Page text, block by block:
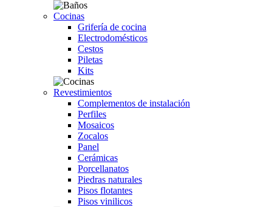
Cocinas
Grifería de cocina
Electrodomésticos
Cestos
Piletas
Kits
Revestimientos
Complementos de instalación
Perfiles
Mosaicos
Zocalos
Panel
Cerámicas
Porcellanatos
Piedras naturales
Pisos flotantes
Pisos vinilicos